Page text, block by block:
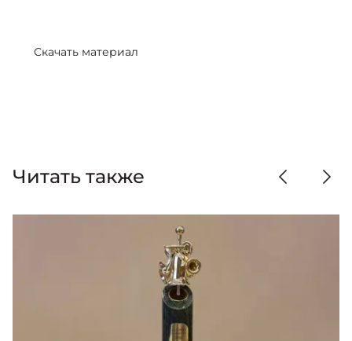
Скачать материал
Читать также